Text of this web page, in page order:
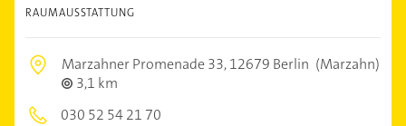
RAUMAUSSTATTUNG
Marzahner Promenade 33,12679 Berlin (Marzahn)
3,1 km
030 52 54 21 70